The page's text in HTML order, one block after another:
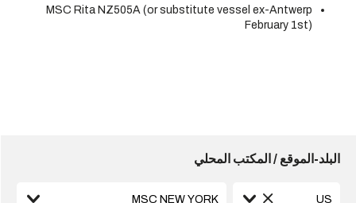
MSC Rita NZ505A (or substitute vessel ex-Antwerp
February 1st)
البلد-الموقع / المكتب المحلي